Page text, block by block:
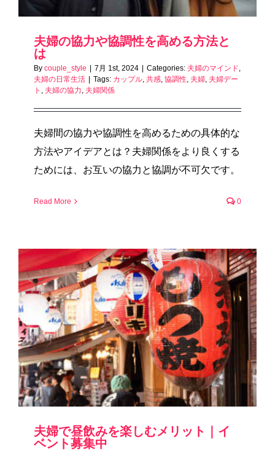
夫婦の協力や協調性を高める方法と
は
By couple_style 7月 1st, 2024 Categories: 夫婦のマインド,
夫婦の日常生活
Tags: カップル, 共感, 協調性, 夫婦, 夫婦デー
ト , 夫婦の協力, 夫婦関係
夫婦間の協力や協調性を高めるための具体的な
方法やアイデアとは？夫婦関係をより良くする
ためには、お互いの協力と協調が不可欠です。
Read More 0
夫婦で昼飲みを楽しむメリット｜イ
ベント募集中